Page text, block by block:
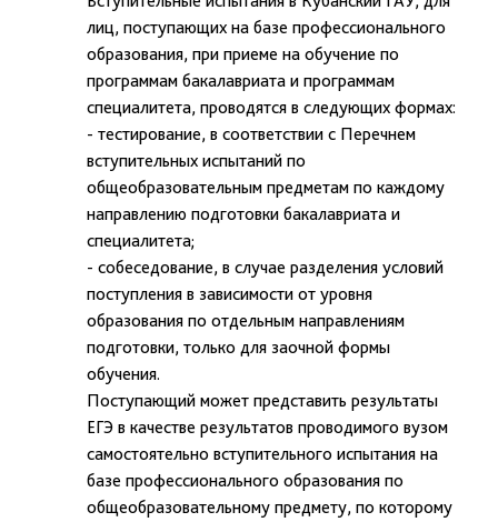
лиц, поступающих на базе профессионального
образования, при приеме на обучение по
программам бакалавриата и программам
специалитета, проводятся в следующих формах:
- тестирование, в соответствии с Перечнем
вступительных испытаний по
общеобразовательным предметам по каждому
направлению подготовки бакалавриата и
специалитета;
- собеседование, в случае разделения условий
поступления в зависимости от уровня
образования по отдельным направлениям
подготовки, только для заочной формы
обучения.
Поступающий может представить результаты
ЕГЭ в качестве результатов проводимого вузом
самостоятельно вступительного испытания на
базе профессионального образования по
общеобразовательному предмету, по которому